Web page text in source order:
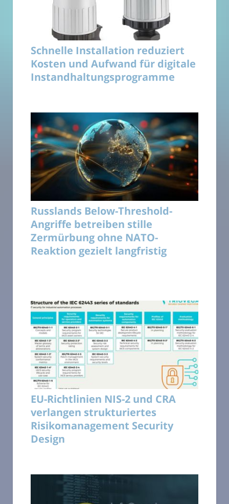
Schnelle Installation reduziert
Kosten und Aufwand für digitale
Instandhaltungsprogramme
Russlands Below-Threshold-
Angriffe betreiben stille
Zermürbung ohne NATO-
Reaktion gezielt langfristig
EU-Richtlinien NIS-2 und CRA
verlangen strukturiertes
Risikomanagement Security
Design